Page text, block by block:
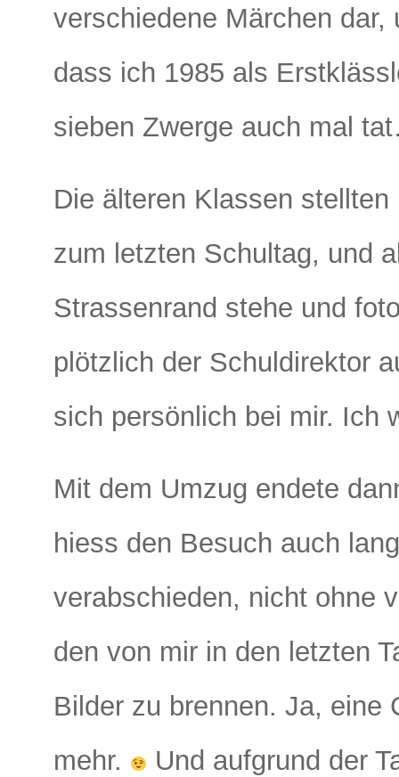
verschiedene Märchen
dass ich 1985 als
sieben Zwerge auch mal
Die älteren Klassen
zum letzten Schultag, und
Strassenrand stehe und
plötzlich der Schuldirektor
sich persönlich bei mir. Ich
Mit dem Umzug endete
hiess den Besuch auch
verabschieden, nicht ohne
den von mir in den letzten
Bilder zu brennen. Ja, eine
mehr.
Und aufgrund der